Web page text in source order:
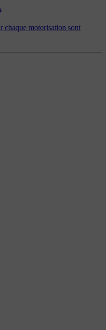
chaque motorisation sont